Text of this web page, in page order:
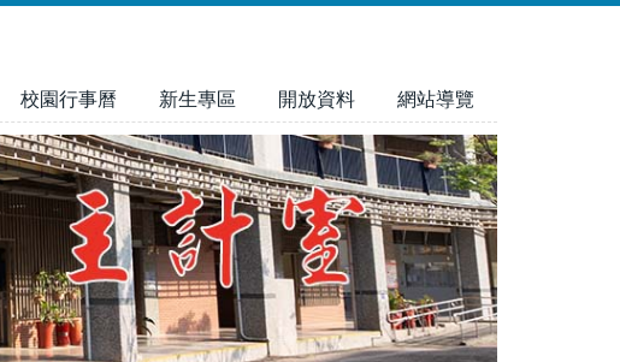
校園行事曆 新生專區 開放資料 網站導覽